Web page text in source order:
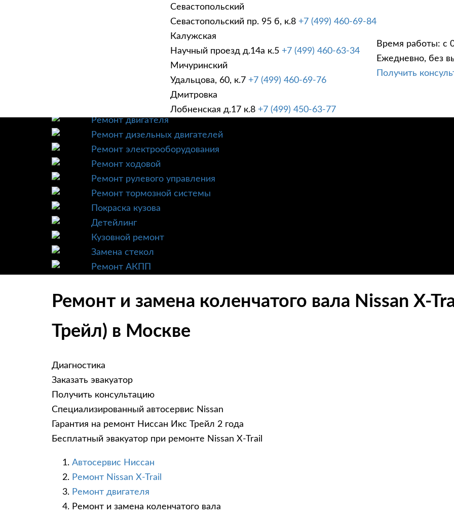
Севастопольский
Севастопольский пр. 95 б, к.8 +7 (499) 460-69-84
Калужская
Научный проезд д.14а к.5 +7 (499) 460-63-34
Мичуринский
Удальцова, 60, к.7 +7 (499) 460-69-76
Дмитровка
Лобненская д.17 к.8 +7 (499) 450-63-77
Время работы: с
Ежедневно, без
Получить
УСЛУГИ
Техническое обслуживание
Ремонт трансмиссии
Ремонт двигателя
Ремонт дизельных двигателей
Ремонт электрооборудования
Ремонт ходовой
Ремонт рулевого управления
Ремонт тормозной системы
Покраска кузова
Детейлинг
Кузовной ремонт
Замена стекол
Ремонт АКПП
Ремонт и замена коленчатого вала Nissan X-
Трейл) в Москве
Диагностика
Заказать эвакуатор
Получить консультацию
Специализированный автосервис Nissan
Гарантия на ремонт Ниссан Икс Трейл 2 года
Бесплатный эвакуатор при ремонте Nissan X-Trail
Автосервис Ниссан
Ремонт Nissan X-Trail
Ремонт двигателя
Ремонт и замена коленчатого вала